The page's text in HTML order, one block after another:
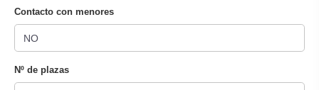
Contacto con menores
Nº de plazas